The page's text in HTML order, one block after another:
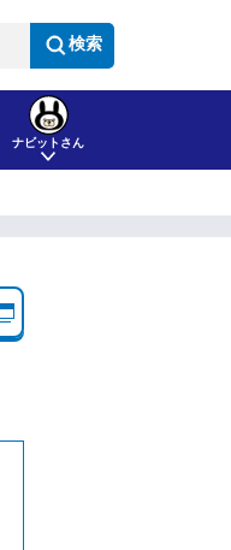
検索
ナビットさん